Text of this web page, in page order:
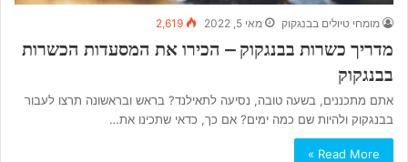
מומחי טיולים בבנגקוק מאי 5, 2022 2,619
מדריך כשרות בבנגקוק – הכירו את המסעדות הכשרות
בבנגקוק
אתם מתכננים, בשעה טובה, נסיעה לתאילנד? בראש ובראשונה תרצו לעבור
בבנגקוק ולהיות שם כמה ימים? אם כך, כדאי שתכינו את…
Read More »